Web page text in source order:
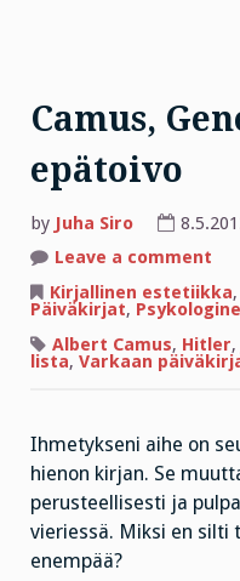
Camus,
epätoivo
by Juha Siro
Leave a comment
ja
Kirjallinen estetiikka,
Päiväkirjat,
Albert Camus, Hitler,
lista, Varkaan
Ihmetykseni aihe on
hienon kirjan. Se
perusteellisesti ja
vieriessä. Miksi en
enempää?